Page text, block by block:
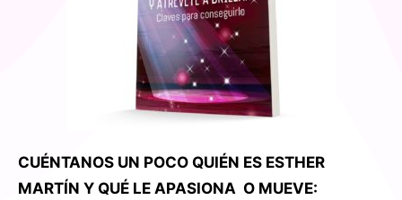
CUÉNTANOS UN POCO QUIÉN ES ESTHER
MARTÍN Y QUÉ LE APASIONA O MUEVE: